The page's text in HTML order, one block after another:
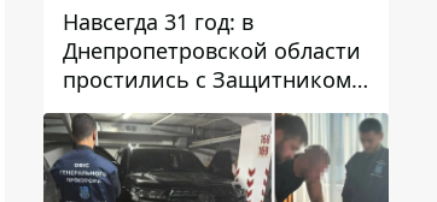
Навсегда 31 год: в
Днепропетровской области
простились с Защитником
Александром Репиным